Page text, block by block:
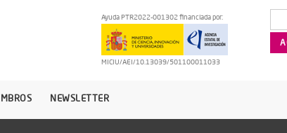
Ayuda PTR2022-001302 financiada por:
MICIU/AEI/10.13039/501100011033
NEWSLETTER